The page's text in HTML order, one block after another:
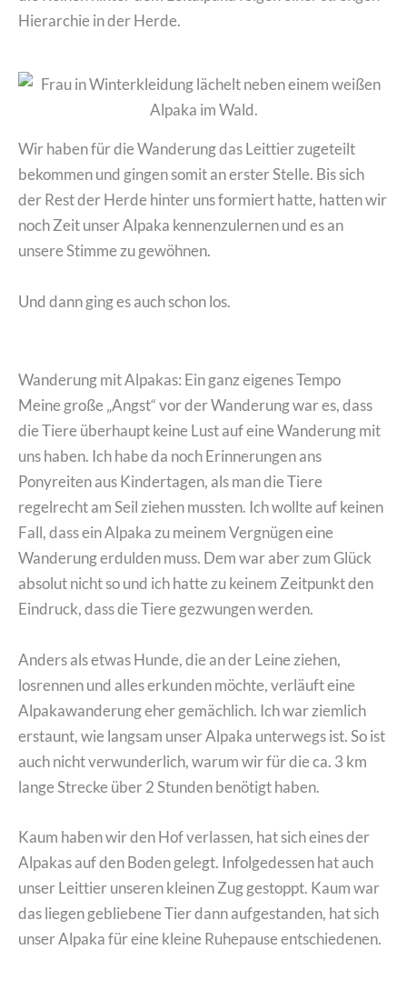
Hierarchie in der Herde.
Wir haben für die Wanderung das Leittier zugeteilt
bekommen und gingen somit an erster Stelle. Bis sich
der Rest der Herde hinter uns formiert hatte, hatten wir
noch Zeit unser Alpaka kennenzulernen und es an
unsere Stimme zu gewöhnen.
Und dann ging es auch schon los.
Wanderung mit Alpakas: Ein ganz eigenes Tempo
Meine große „Angst“ vor der Wanderung war es, dass
die Tiere überhaupt keine Lust auf eine Wanderung mit
uns haben. Ich habe da noch Erinnerungen ans
Ponyreiten aus Kindertagen, als man die Tiere
regelrecht am Seil ziehen mussten. Ich wollte auf keinen
Fall, dass ein Alpaka zu meinem Vergnügen eine
Wanderung erdulden muss. Dem war aber zum Glück
absolut nicht so und ich hatte zu keinem Zeitpunkt den
Eindruck, dass die Tiere gezwungen werden.
Anders als etwas Hunde, die an der Leine ziehen,
losrennen und alles erkunden möchte, verläuft eine
Alpakawanderung eher gemächlich. Ich war ziemlich
erstaunt, wie langsam unser Alpaka unterwegs ist. So ist
auch nicht verwunderlich, warum wir für die ca. 3 km
lange Strecke über 2 Stunden benötigt haben.
Kaum haben wir den Hof verlassen, hat sich eines der
Alpakas auf den Boden gelegt. Infolgedessen hat auch
unser Leittier unseren kleinen Zug gestoppt. Kaum war
das liegen gebliebene Tier dann aufgestanden, hat sich
unser Alpaka für eine kleine Ruhepause entschiedenen.